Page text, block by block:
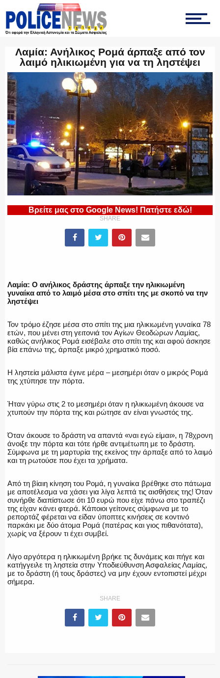
ΤΡΟΧΑΙΑ
ΟΠΚΕ
ΟΜΑΔΑ “Ζ”
ΕΚΑΜ
ΥΑΤ/ΥΜΕΤ
ΕΝΟΠΛΕΣ ΔΥΝΑΜΕΙΣ
ΕΚΑΒ
ΑΣΤΥΝΟΜΙΚΟ ΡΕΠΟΡΤΑΖ
Η ΦΩΝΗ ΣΟΥ
Λαμία: Ανήλικος Ρομά άρπαξε από τον
λαιμό ηλικιωμένη για να τη ληστέψει
Βρείτε μας στο Google News! Πατήστε εδώ!
SHARE
Λαμία: Ο ανήλικος δράστης άρπαξε την ηλικιωμένη
γυναίκα από το λαιμό μέσα στο σπίτι της με σκοπό να την
ληστέψει
Τον τρόμο έζησε μέσα στο σπίτι της μια ηλικιωμένη γυναίκα 78
ετών, που μένει στη γειτονιά τον Αγίων Θεοδώρων Λαμίας,
καθώς ανήλικος Ρομά εισέβαλε στο σπίτι της και αφού άσκησε
βία επάνω της, άρπαξε μικρό χρηματικό ποσό.
Η ληστεία μάλιστα έγινε μέρα – μεσημέρι όταν ο μικρός Ρομά
της χτύπησε την πόρτα.
Ήταν γύρω στις 2 το μεσημέρι όταν η ηλικιωμένη άκουσε να
χτυπούν την πόρτα της και ρώτησε αν είναι γνωστός της.
Όταν άκουσε το δράστη να απαντά «ναι εγώ είμαι», η 78χρονη
άνοιξε την πόρτα και τότε ήρθε αντιμέτωπη με το δράστη.
Σύμφωνα με τη μαρτυρία της εκείνος την άρπαξε από το λαιμό
και τη ρωτούσε που έχει τα χρήματα.
Από τη βίαιη κίνηση του Ρομά, η γυναίκα βρέθηκε στο πάτωμα
με αποτέλεσμα να χάσει για λίγα λεπτά τις αισθήσεις της! Όταν
συνήρθε διαπίστωσε ότι 10 ευρώ που είχε πάνω στο τραπέζι
της είχαν κάνει φτερά. Κάποιοι γείτονες σύμφωνα με το
ρεπορτάζ φέρεται να είδαν ύποπτες κινήσεις σε κοντινό
παρκάκι με δύο άτομα Ρομά (πατέρας και γιος πιθανότατα),
χωρίς να ξέρουν τι έχει συμβεί.
Λίγο αργότερα η ηλικιωμένη βρήκε τις δυνάμεις και πήγε και
κατήγγειλε τη ληστεία στην Υποδιεύθυνση Ασφαλείας Λαμίας,
με το δράστη (ή τους δράστες) να μην έχουν εντοπιστεί μέχρι
σήμερα.
SHARE